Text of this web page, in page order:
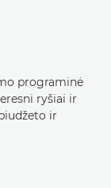
programinė
ryšiai ir
ir